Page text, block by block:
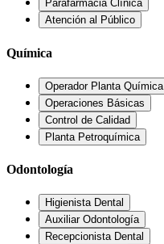
Parafarmacia Clínica
Atención al Público
Química
Operador Planta Química
Operaciones Básicas
Control de Calidad
Planta Petroquímica
Odontología
Higienista Dental
Auxiliar Odontología
Recepcionista Dental